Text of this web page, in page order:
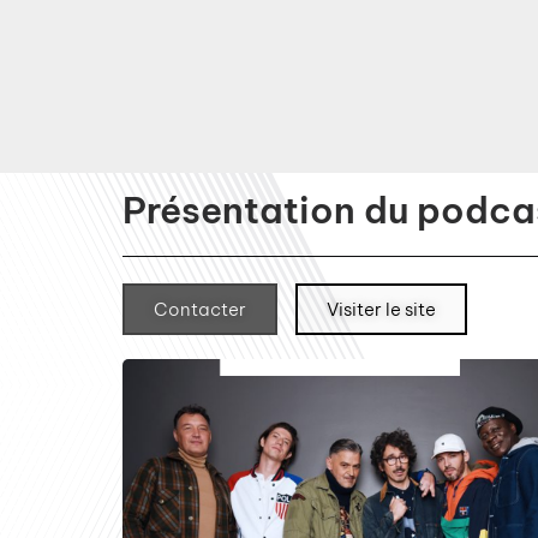
Présentation du
Contacter Visiter le site